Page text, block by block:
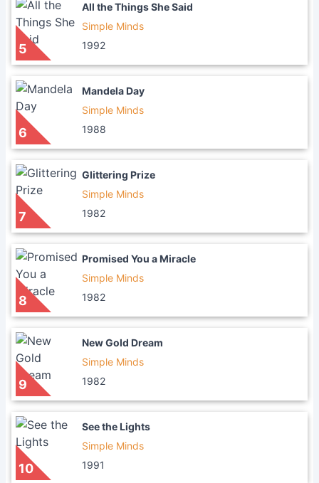
5
All the Things She Said
Simple Minds
1992
6
Mandela Day
Simple Minds
1988
7
Glittering Prize
Simple Minds
1982
8
Promised You a Miracle
Simple Minds
1982
9
New Gold Dream
Simple Minds
1982
10
See the Lights
Simple Minds
1991